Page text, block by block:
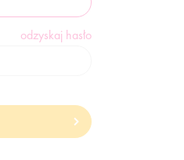
odzyskaj hasło